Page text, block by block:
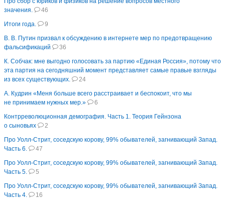
значения.
46
Итоги года.
9
В. В. Путин призвал к обсуждению в интернете мер по предотвращению
фальсификаций
36
К. Собчак: мне выгодно голосовать за партию «Единая Россия», потому что
эта партия на сегодняшний момент представляет самые правые взгляды
из всех существующих.
24
А. Кудрин «Меня больше всего расстраивает и беспокоит, что мы
не принимаем нужных мер.»
6
Контрреволюционная демография. Часть 1. Теория Гейнзона
о сыновьях
2
Про Уолл-Стрит, соседскую корову, 99% обывателей, загнивающий Запад.
Часть 6.
47
Про Уолл-Стрит, соседскую корову, 99% обывателей, загнивающий Запад.
Часть 5.
5
Про Уолл-Стрит, соседскую корову, 99% обывателей, загнивающий Запад.
Часть 4.
16